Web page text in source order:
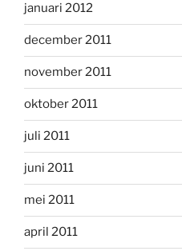
januari 2012
december 2011
november 2011
oktober 2011
juli 2011
juni 2011
mei 2011
april 2011